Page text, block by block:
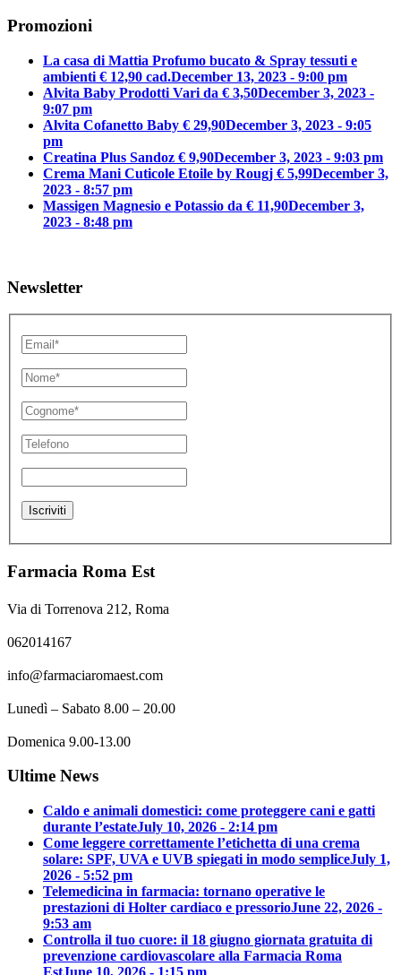
Promozioni
La casa di Mattia Profumo bucato & Spray tessuti e
ambienti € 12,90 cad.December 13, 2023 - 9:00 pm
Alvita Baby Prodotti Vari da € 3,50December 3, 2023 -
9:07 pm
Alvita Cofanetto Baby € 29,90December 3, 2023 - 9:05
pm
Creatina Plus Sandoz € 9,90December 3, 2023 - 9:03 pm
Crema Mani Cuticole Etoile by Rougj € 5,99December 3,
2023 - 8:57 pm
Massigen Magnesio e Potassio da € 11,90December 3,
2023 - 8:48 pm
Newsletter
Farmacia Roma Est
Via di Torrenova 212, Roma
062014167
info@farmaciaromaest.com
Lunedì – Sabato 8.00 – 20.00
Domenica 9.00-13.00
Ultime News
Caldo e animali domestici: come proteggere cani e gatti
durante l’estateJuly 10, 2026 - 2:14 pm
Come leggere correttamente l’etichetta di una crema
solare: SPF, UVA e UVB spiegati in modo sempliceJuly 1,
2026 - 5:52 pm
Telemedicina in farmacia: tornano operative le
prestazioni di Holter cardiaco e pressorioJune 22, 2026 -
9:53 am
Controlla il tuo cuore: il 18 giugno giornata gratuita di
prevenzione cardiovascolare alla Farmacia Roma
EstJune 10, 2026 - 1:15 pm